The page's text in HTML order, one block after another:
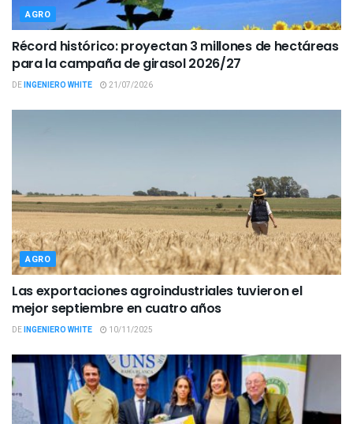
AGRO
Récord histórico: proyectan 3 millones de hectáreas
para la campaña de girasol 2026/27
DEINGENIERO WHITE 21/07/2026
AGRO
Las exportaciones agroindustriales tuvieron el
mejor septiembre en cuatro años
DEINGENIERO WHITE 10/11/2025